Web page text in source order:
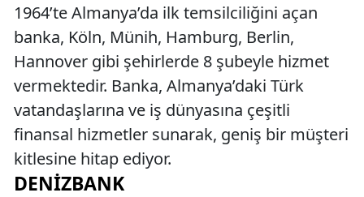
1964’te Almanya’da ilk temsilciliğini açan
banka, Köln, Münih, Hamburg, Berlin,
Hannover gibi şehirlerde 8 şubeyle hizmet
vermektedir. Banka, Almanya’daki Türk
vatandaşlarına ve iş dünyasına çeşitli
finansal hizmetler sunarak, geniş bir müşteri
kitlesine hitap ediyor.
DENIZBANK